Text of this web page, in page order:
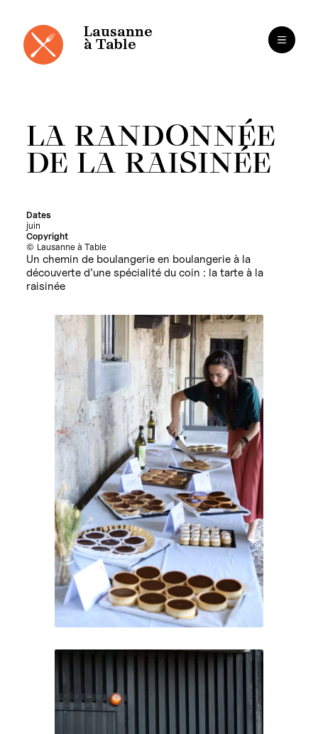
Lausanne
à Table
LA RANDONNÉE
DE LA RAISINÉE
Dates
juin
Copyright
Lausanne à Table
Un chemin de boulangerie en boulangerie à la
découverte d’une spécialité du coin : la tarte à la
raisinée